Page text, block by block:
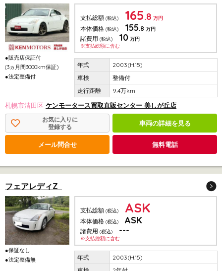
●販売店保証付
(3ヵ月間3000km保証)
●法定整備付
支払総額 (税込) 165.8 万円
本体価格 (税込) 155.8 万円
諸費用 (税込) 10 万円
※支払総額に含む
2003(H.15)
整備付
9.4万km
札幌市清田区 ケンモータース買取直販センター 美しが丘店
お気に入りに
登録する
車両の詳細を見る
メール問合せ 無料電話
フェアレディZ
●保証なし
●法定整備無
支払総額 (税込) ASK
本体価格 (税込) ASK
諸費用 (税込) ---
※支払総額に含む
2003(H.15)